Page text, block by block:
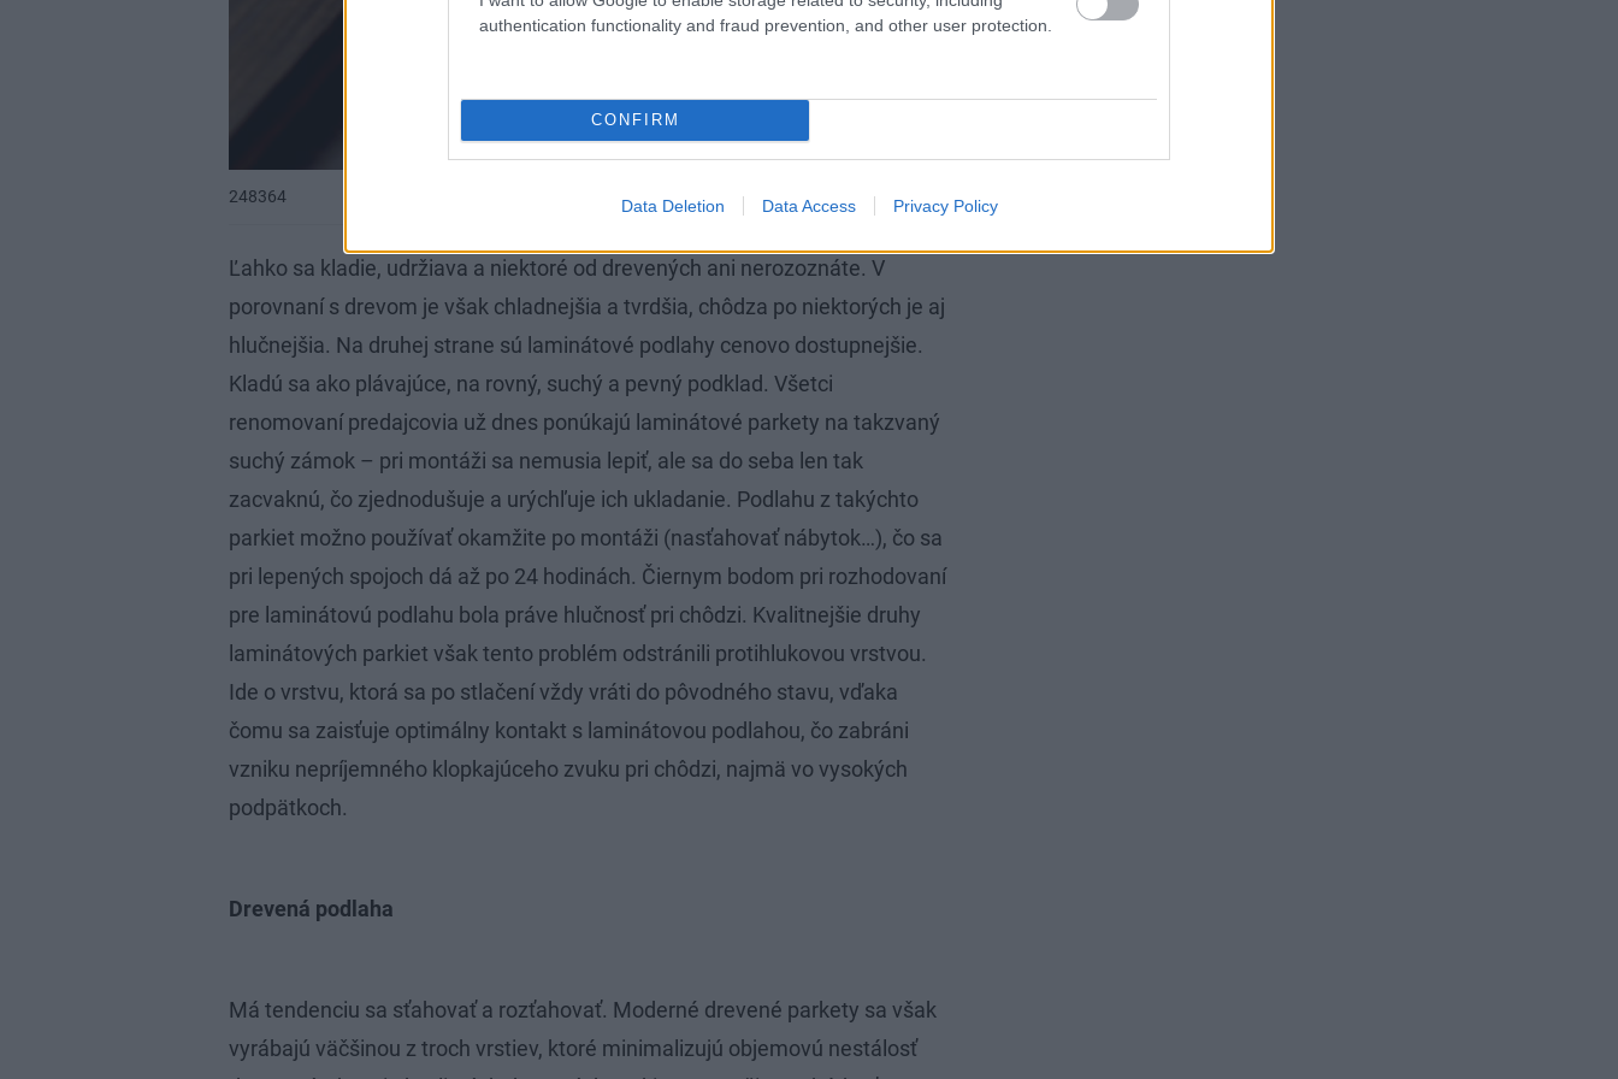
authentication functionality and fraud prevention, and other user protection.
CONFIRM
Data Deletion Data Access Privacy Policy
248364
Ľahko sa kladie, udržiava a niektoré od drevených ani nerozoznáte. V
porovnaní s drevom je však chladnejšia a tvrdšia, chôdza po niektorých je aj
hlučnejšia. Na druhej strane sú laminátové podlahy cenovo dostupnejšie.
Kladú sa ako plávajúce, na rovný, suchý a pevný podklad. Všetci
renomovaní predajcovia už dnes ponúkajú laminátové parkety na takzvaný
suchý zámok – pri montáži sa nemusia lepiť, ale sa do seba len tak
zacvaknú, čo zjednodušuje a urýchľuje ich ukladanie. Podlahu z takýchto
parkiet možno používať okamžite po montáži (nasťahovať nábytok…), čo sa
pri lepených spojoch dá až po 24 hodinách. Čiernym bodom pri rozhodovaní
pre laminátovú podlahu bola práve hlučnosť pri chôdzi. Kvalitnejšie druhy
laminátových parkiet však tento problém odstránili protihlukovou vrstvou.
Ide o vrstvu, ktorá sa po stlačení vždy vráti do pôvodného stavu, vďaka
čomu sa zaisťuje optimálny kontakt s laminátovou podlahou, čo zabráni
vzniku nepríjemného klopkajúceho zvuku pri chôdzi, najmä vo vysokých
podpätkoch.
Drevená podlaha
Má tendenciu sa sťahovať a rozťahovať. Moderné drevené parkety sa však
vyrábajú väčšinou z troch vrstiev, ktoré minimalizujú objemovú nestálosť